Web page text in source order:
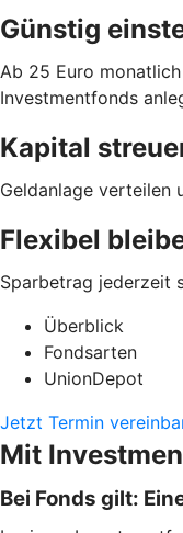
Günstig
Ab 25 Euro
Investmentfonds
Kapital
Geldanlage verteilen
Flexibel
Sparbetrag jederzeit
Überblick
Fondsarten
UnionDepot
Jetzt Termin
Mit
Bei Fonds gilt: